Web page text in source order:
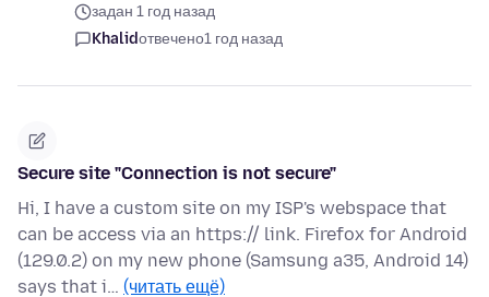
задан 1 год назад
Khalidотвечено1 год назад
Secure site "Connection is not secure"
Hi, I have a custom site on my ISP's webspace that
can be access via an https:// link. Firefox for Android
(129.0.2) on my new phone (Samsung a35, Android 14)
says that i… (читать ещё)